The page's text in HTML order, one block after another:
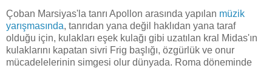
Çoban Marsiyas'la tanrı Apollon arasında yapılan müzik
yarışmasında, tanrıdan yana değil haklıdan yana taraf
olduğu için, kulakları eşek kulağı gibi uzatılan kral Midas'ın
kulaklarını kapatan sivri Frig başlığı, özgürlük ve onur
mücadelelerinin simgesi olur dünyada. Roma döneminde